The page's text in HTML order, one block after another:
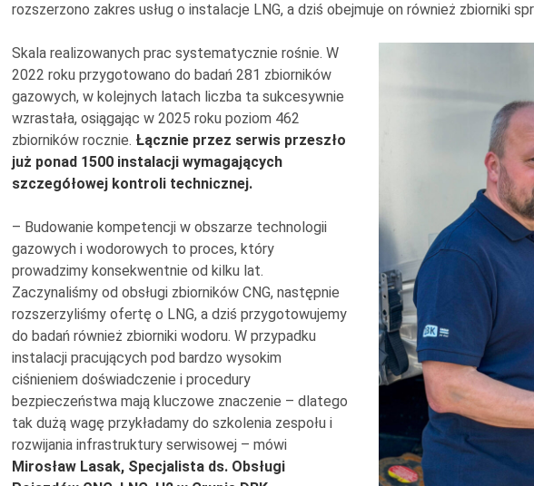
rozszerzono zakres usług o instalacje LNG, a dziś obejmuje on również zbiorniki
Skala realizowanych prac systematycznie rośnie. W
2022 roku przygotowano do badań 281 zbiorników
gazowych, w kolejnych latach liczba ta sukcesywnie
wzrastała, osiągając w 2025 roku poziom 462
zbiorników rocznie. Łącznie przez serwis przeszło
już ponad 1500 instalacji wymagających
szczegółowej kontroli technicznej.
– Budowanie kompetencji w obszarze technologii
gazowych i wodorowych to proces, który
prowadzimy konsekwentnie od kilku lat.
Zaczynaliśmy od obsługi zbiorników CNG, następnie
rozszerzyliśmy ofertę o LNG, a dziś przygotowujemy
do badań również zbiorniki wodoru. W przypadku
instalacji pracujących pod bardzo wysokim
ciśnieniem doświadczenie i procedury
bezpieczeństwa mają kluczowe znaczenie – dlatego
tak dużą wagę przykładamy do szkolenia zespołu i
rozwijania infrastruktury serwisowej – mówi
Mirosław Lasak, Specjalista ds. Obsługi